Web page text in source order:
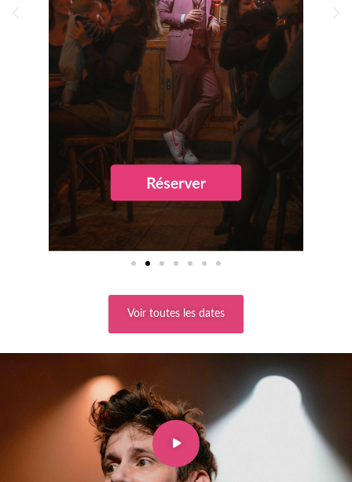
Voir toutes les dates